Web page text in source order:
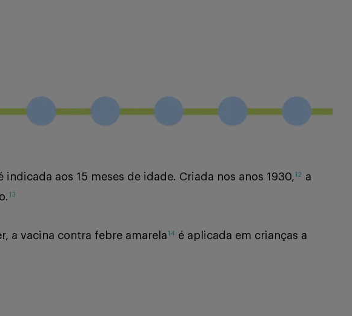
aos 15 meses de idade. Criada nos anos 1930,12
a
13
a vacina contra febre amarela14
é aplicada em crianças a